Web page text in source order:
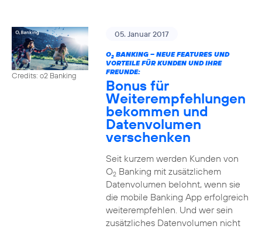
Credits: o2 Banking
05. Januar 2017
O2BANKING – NEUE FEATURES UND
VORTEILE FÜR KUNDEN UND IHRE
FREUNDE:
Bonus für
Weiterempfehlungen
bekommen und
Datenvolumen
verschenken
Seit kurzem werden Kunden von
O2Banking mit zusätzlichem
Datenvolumen belohnt, wenn sie
die mobile Banking App erfolgreich
weiterempfehlen. Und wer sein
zusätzliches Datenvolumen nicht